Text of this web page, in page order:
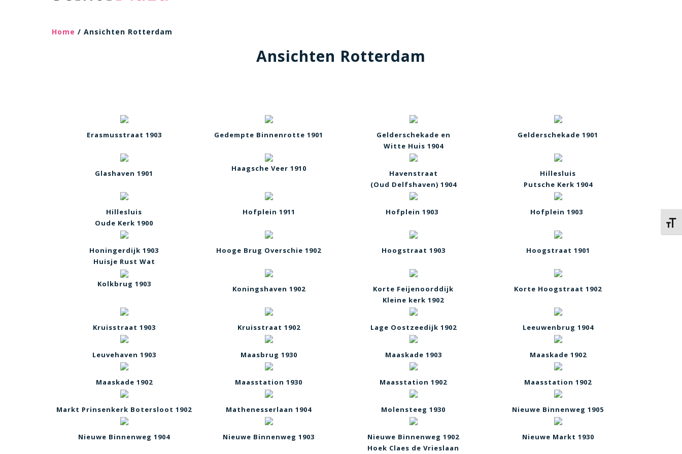
Home / Ansichten Rotterdam
Ansichten Rotterdam
Erasmusstraat 1903 Gedempte Binnenrotte 1901
Gelderschekade en
Witte Huis 1904
Gelderschekade 1901
Glashaven 1901
Haagsche Veer 1910
Havenstraat
(Oud Delfshaven) 1904
Hillesluis
Putsche Kerk 1904
Hillesluis
Oude Kerk 1900
Hofplein 1911 Hofplein 1903 Hofplein 1903
Honingerdijk 1903
Huisje Rust Wat
Hooge Brug Overschie 1902 Hoogstraat 1903 Hoogstraat 1901
Kolkbrug 1903
Koningshaven 1902
Korte Feijenoorddijk
Kleine kerk 1902
Korte Hoogstraat 1902
Kruisstraat 1903 Kruisstraat 1902 Lage Oostzeedijk 1902 Leeuwenbrug 1904
Leuvehaven 1903 Maasbrug 1930 Maaskade 1903 Maaskade 1902
Maaskade 1902 Maasstation 1930 Maasstation 1902 Maasstation 1902
Markt Prinsenkerk Botersloot 1902 Mathenesserlaan 1904 Molensteeg 1930 Nieuwe Binnenweg 1905
Nieuwe Binnenweg 1904 Nieuwe Binnenweg 1903
Nieuwe Binnenweg 1902
Hoek Claes de Vrieslaan
Nieuwe Markt 1930